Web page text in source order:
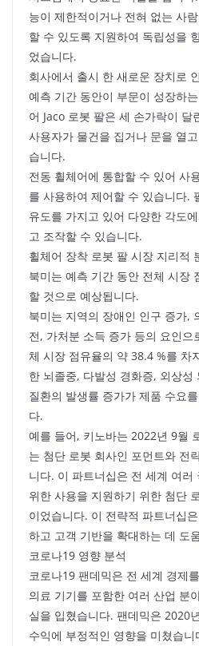
능이 제한적이거나 전혀 없는 사
할 수 있도록 지원하여 독립성을
었습니다.
회사에서 출시 한 새로운 장치로
예측 기간 동안이 부문이 성장하
어 Jaco 로봇 팔은 세 손가락이
사용자가 물건을 집거나 문을 열
습니다.
전동 휠체어에 통합할 수 있어 사
를 사용하여 제어할 수 있습니다.
유도를 가지고 있어 다양한 각도
고 조작할 수 있습니다.
휠체어 장착 로봇 팔 시장 지리적
북미는 예측 기간 동안 전체 시장
할 것으로 예상됩니다.
북미는 지역의 장애인 인구 증가,
전, 가처분 소득 증가 등의 요인으
체 시장 점유율의 약 38.4 %를 차
한 뇌졸중, 다발성 경화증, 외상성
질환의 발생률 증가가 제품 수요
다.
예를 들어, 키노바는 2022년 9월
는 첨단 로봇 회사인 포먼트와 전
니다. 이 파트너십은 전 세계 여러
위한 사용을 지원하기 위한 첨단
이었습니다. 이 전략적 파트너십
하고 고객 기반을 확대하는 데 도
코로나19 영향 분석
코로나19 팬데믹은 전 세계 경제
의료 기기를 포함한 여러 산업 분
실을 입혔습니다. 팬데믹은 2020
수익에 부정적인 영향을 미쳤습